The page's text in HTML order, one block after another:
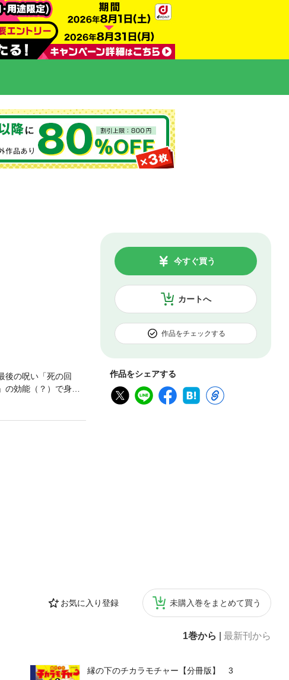
カートへ
今すぐ買う
作品をチェックする
作品をシェアする
お気に入り登録 未購入巻をまとめて買う
1巻から 最新刊から
縁の下のチカラモチャー【分冊版】 3
後の呪い「死の回
効能（？）で身体
になるしかない!!